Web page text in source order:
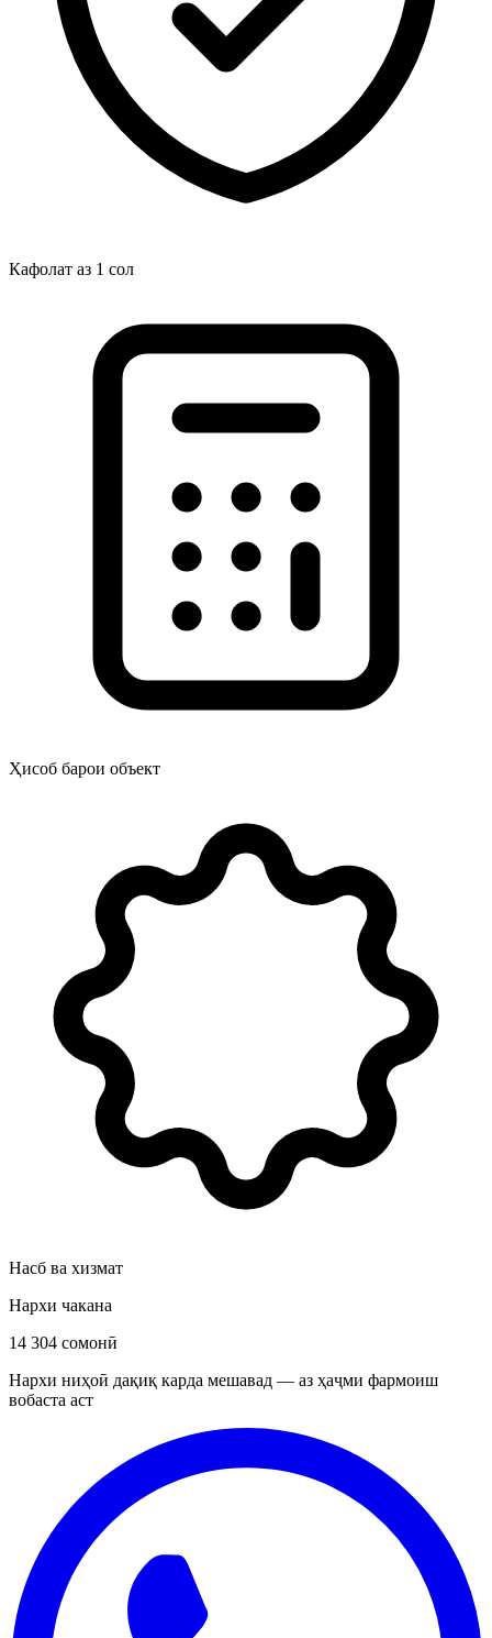
Кафолат аз 1 сол
Ҳисоб барои объект
Насб ва хизмат
Нархи чакана
14 304 сомонӣ
Нархи ниҳоӣ дақиқ карда мешавад — аз ҳаҷми фармоиш
вобаста аст